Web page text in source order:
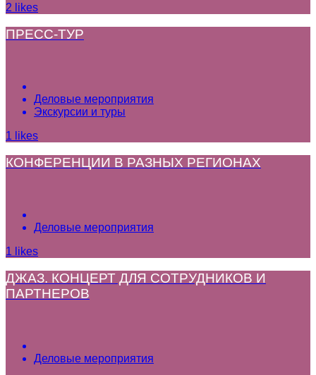
2 likes
ПРЕСС-ТУР
Деловые мероприятия
Экскурсии и туры
1 likes
КОНФЕРЕНЦИИ В РАЗНЫХ РЕГИОНАХ
Деловые мероприятия
1 likes
ДЖАЗ. КОНЦЕРТ ДЛЯ СОТРУДНИКОВ И
ПАРТНЕРОВ
Деловые мероприятия